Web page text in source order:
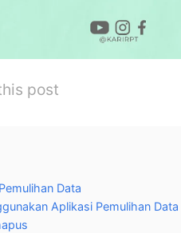
post
Data
Aplikasi Pemulihan Data